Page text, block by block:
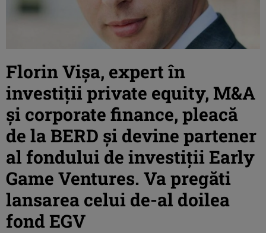
Florin Vișa, expert în
investiții private equity, M&A
și corporate finance, pleacă
de la BERD și devine partener
al fondului de investiții Early
Game Ventures. Va pregăti
lansarea celui de-al doilea
fond EGV